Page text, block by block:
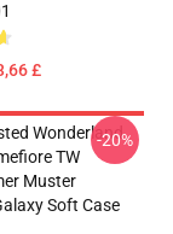
£
Wonderland
TW
Muster
Soft Case
-20%